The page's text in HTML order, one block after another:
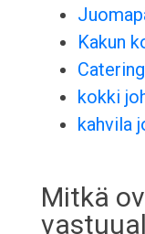
Kakun
kokki
kahvila
Mitkä